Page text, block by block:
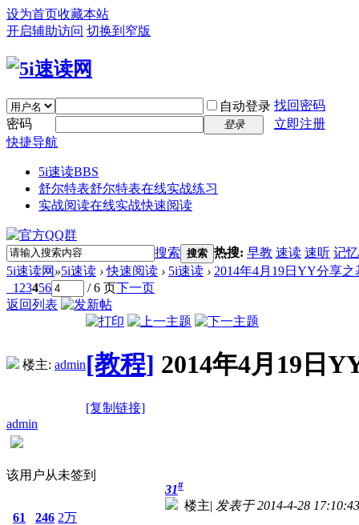
设为首页收藏本站
开启辅助访问 切换到窄版
自动登录 找回密码
密码
登录
立即注册
快捷导航
5i速读BBS
舒尔特表舒尔特表在线实战练习
实战阅读在线实战快速阅读
搜索 搜索 热搜: 早教 速读 速听 记忆
5i速读网 »5i速读 › 快速阅读 › 5i速读 › 2014年4月19日YY分享
1 23456 / 6 页下一页
返回列表
楼主: admin[教程] 2014年4月19日
[复制链接]
admin
该用户从未签到
61 246 2万
31#
楼主| 发表于 2014-4-28 17:10:43